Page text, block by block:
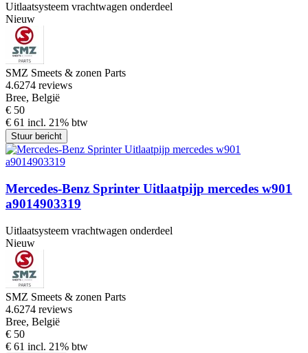
Uitlaatsysteem vrachtwagen onderdeel
Nieuw
SMZ Smeets & zonen Parts
4.6274 reviews
Bree, België
€ 50
€ 61 incl. 21% btw
Stuur bericht
Mercedes-Benz Sprinter Uitlaatpijp mercedes w901
a9014903319
Uitlaatsysteem vrachtwagen onderdeel
Nieuw
SMZ Smeets & zonen Parts
4.6274 reviews
Bree, België
€ 50
€ 61 incl. 21% btw